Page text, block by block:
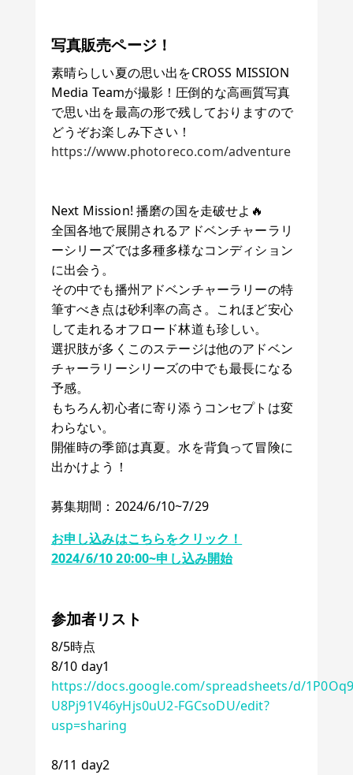
写真販売ページ！
素晴らしい夏の思い出をCROSS MISSION
Media Teamが撮影！圧倒的な高画質写真
で思い出を最高の形で残しておりますので
どうぞお楽しみ下さい！
https://www.photoreco.com/adventure
Next Mission! 播磨の国を走破せよ🔥
全国各地で展開されるアドベンチャーラリ
ーシリーズでは多種多様なコンディション
に出会う。
その中でも播州アドベンチャーラリーの特
筆すべき点は砂利率の高さ。これほど安心
して走れるオフロード林道も珍しい。
選択肢が多くこのステージは他のアドベン
チャーラリーシリーズの中でも最長になる
予感。
もちろん初心者に寄り添うコンセプトは変
わらない。
開催時の季節は真夏。水を背負って冒険に
出かけよう！
募集期間：2024/6/10~7/29
お申し込みはこちらをクリック！
2024/6/10 20:00~申し込み開始
参加者リスト
8/5時点
8/10 day1
https://docs.google.com/spreadsheets/d/
U8Pj91V46yHjs0uU2-FGCsoDU/edit?
usp=sharing
8/11 day2